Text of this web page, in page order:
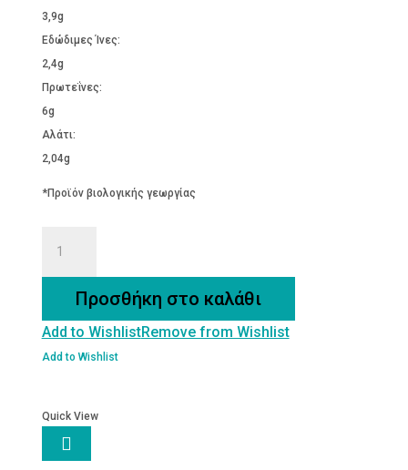
3,9g
Εδώδιμες Ίνες:
2,4g
Πρωτεΐνες:
6g
Αλάτι:
2,04g
*Προϊόν βιολογικής γεωργίας
(Tortilla)
ποσότητα
Προσθήκη στο καλάθι
Add to WishlistRemove from Wishlist
Add to Wishlist
Quick View
